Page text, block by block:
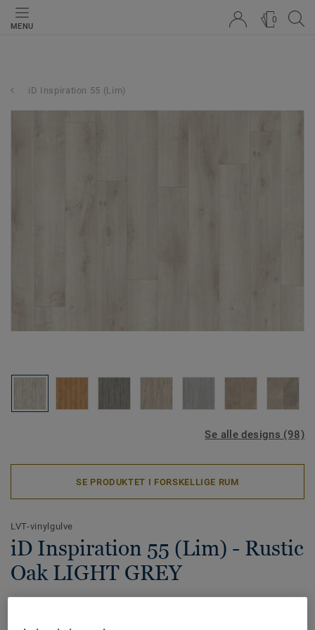
MENU
0
iD Inspiration 55 (Lim)
Se alle designs (98)
SE PRODUKTET I FORSKELLIGE RUM
LVT-vinylgulve
iD Inspiration 55 (Lim) - Rustic
Oak LIGHT GREY